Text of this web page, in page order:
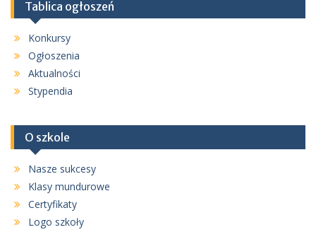
Tablica ogłoszeń
Konkursy
Ogłoszenia
Aktualności
Stypendia
O szkole
Nasze sukcesy
Klasy mundurowe
Certyfikaty
Logo szkoły